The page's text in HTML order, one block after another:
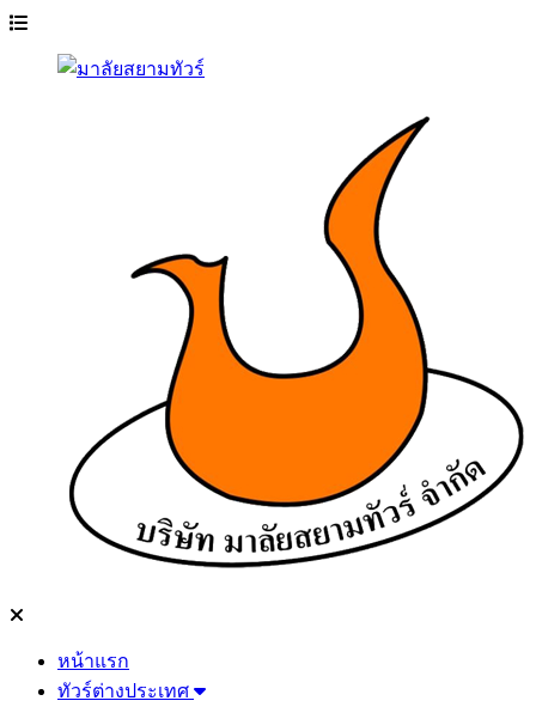
หน้าแรก
ทัวร์ต่างประเทศ